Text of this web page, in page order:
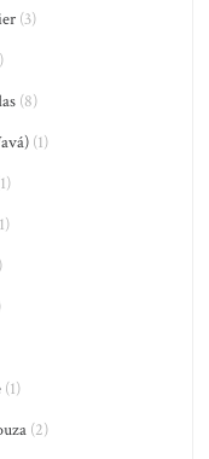
(3)
(8)
(1)
(1)
(2)